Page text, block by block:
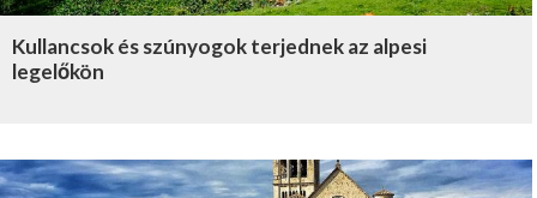
Kullancsok és szúnyogok terjednek az alpesi
legelőkön